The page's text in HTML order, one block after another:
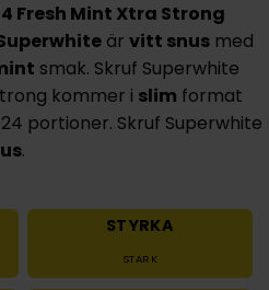
Fresh Mint Xtra Strong
är vitt snus med
smak. Skruf Superwhite
kommer i slim format
portioner. Skruf Superwhite
.
STYRKA
STARK